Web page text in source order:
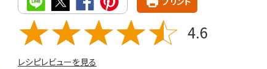
4.6
レシピレビューを見る